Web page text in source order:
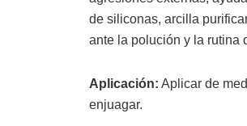
de siliconas, arcilla
ante la polución y la rutina
Aplicación: Aplicar de
enjuagar.